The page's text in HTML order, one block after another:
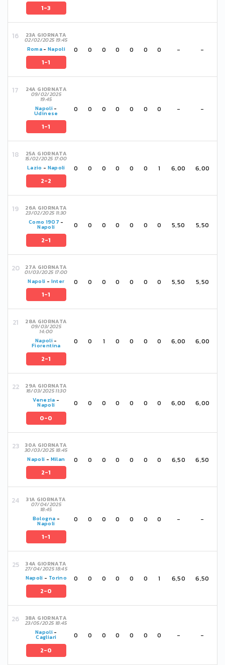
1-3
23A GIORNATA
02/02/2025 19:45
Roma-Napoli
1-1
0 0 0 0 0 0 0 - -
24A GIORNATA
09/02/2025
19:45
Napoli -
Udinese
1-1
0 0 0 0 0 0 0 - -
25A GIORNATA
15/02/2025 17:00
Lazio - Napoli
2-2
0 0 0 0 0 0 1 6,00 6,00
26A GIORNATA
23/02/2025 11:30
Como 1907 -
Napoli
2-1
0 0 0 0 0 0 0 5,50 5,50
27A GIORNATA
01/03/2025 17:00
Napoli - Inter
1-1
0 0 0 0 0 0 0 5,50 5,50
28A GIORNATA
09/03/2025
14:00
Napoli -
Fiorentina
2-1
0 0 1 0 0 0 0 6,00 6,00
29A GIORNATA
16/03/2025 11:30
Venezia -
Napoli
0-0
0 0 0 0 0 0 0 6,00 6,00
30A GIORNATA
30/03/2025 18:45
Napoli - Milan
2-1
0 0 0 0 0 0 0 6,50 6,50
31A GIORNATA
07/04/2025
18:45
Bologna -
Napoli
1-1
0 0 0 0 0 0 0 - -
34A GIORNATA
27/04/2025 18:45
Napoli - Torino
2-0
0 0 0 0 0 0 1 6,50 6,50
38A GIORNATA
23/05/2025 18:45
Napoli -
Cagliari
2-0
0 0 0 0 0 0 0 - -